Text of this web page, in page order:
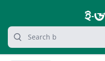
grocery search at header
Search